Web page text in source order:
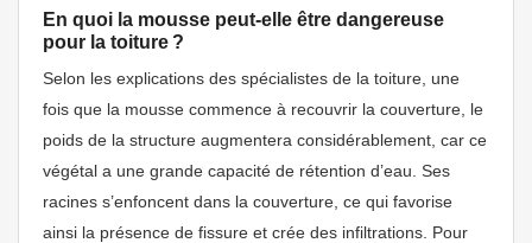
En quoi la mousse peut-elle être dangereuse
pour la toiture ?
Selon les explications des spécialistes de la toiture, une
fois que la mousse commence à recouvrir la couverture, le
poids de la structure augmentera considérablement, car ce
végétal a une grande capacité de rétention d’eau. Ses
racines s’enfoncent dans la couverture, ce qui favorise
ainsi la présence de fissure et crée des infiltrations. Pour